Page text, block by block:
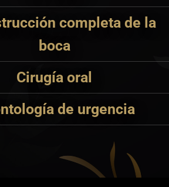
completa de la
boca
Cirugía oral
de urgencia